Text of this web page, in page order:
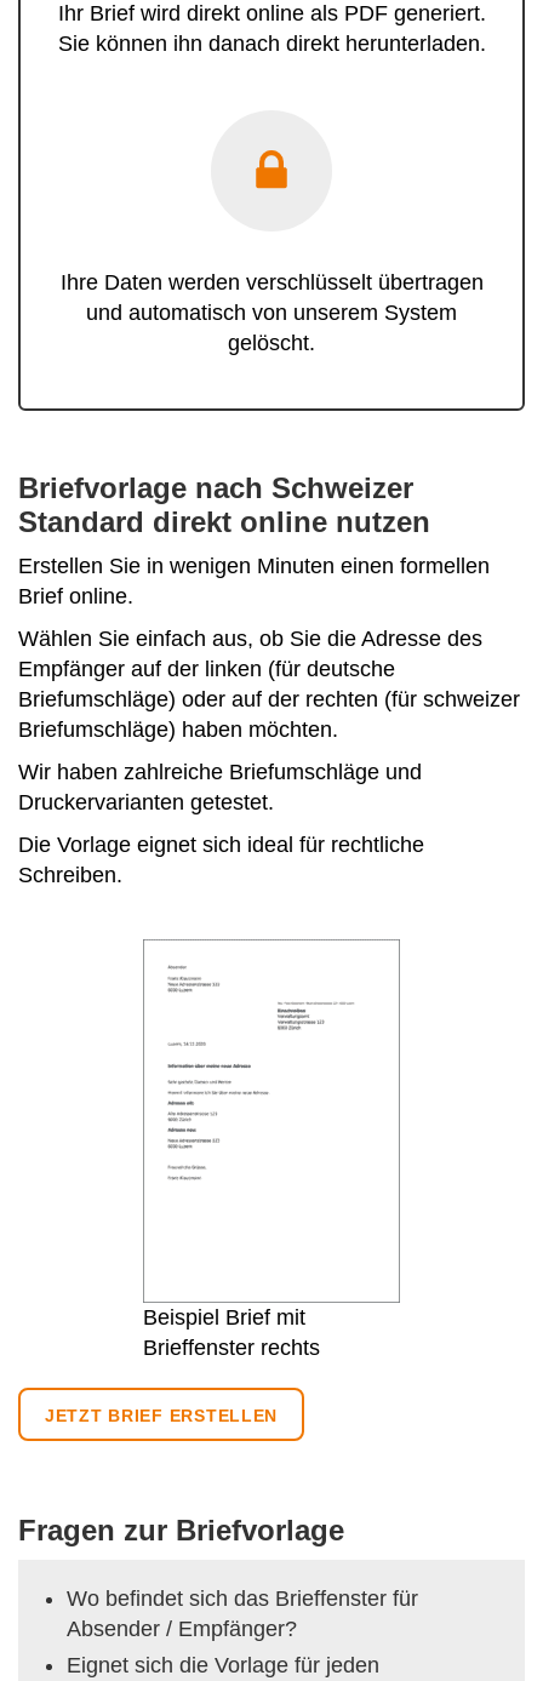
Ihr Brief wird direkt online als PDF generiert.
Sie können ihn danach direkt herunterladen.
Ihre Daten werden verschlüsselt übertragen
und automatisch von unserem System
gelöscht.
Briefvorlage nach Schweizer
Standard direkt online nutzen
Erstellen Sie in wenigen Minuten einen formellen
Brief online.
Wählen Sie einfach aus, ob Sie die Adresse des
Empfänger auf der linken (für deutsche
Briefumschläge) oder auf der rechten (für schweizer
Briefumschläge) haben möchten.
Wir haben zahlreiche Briefumschläge und
Druckervarianten getestet.
Die Vorlage eignet sich ideal für rechtliche
Schreiben.
Beispiel Brief mit
Brieffenster rechts
JETZT BRIEF ERSTELLEN
Fragen zur Briefvorlage
Wo befindet sich das Brieffenster für
Absender / Empfänger?
Eignet sich die Vorlage für jeden